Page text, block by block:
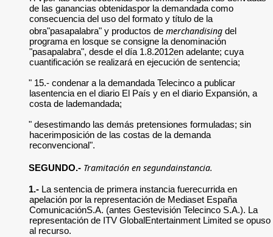
de las ganancias obtenidaspor la demandada como
consecuencia del uso del formato y título de la
obra"pasapalabra" y productos de merchandising del
programa en losque se consigne la denominación
"pasapalabra", desde el día 1.8.2012en adelante; cuya
cuantificación se realizará en ejecución de sentencia;
" 15.- condenar a la demandada Telecinco a publicar
lasentencia en el diario El País y en el diario Expansión, a
costa de lademandada;
" desestimando las demás pretensiones formuladas; sin
hacerimposición de las costas de la demanda
reconvencional".
SEGUNDO.- Tramitación en segundainstancia.
1.- La sentencia de primera instancia fuerecurrida en
apelación por la representación de Mediaset España
ComunicaciónS.A. (antes Gestevisión Telecinco S.A.). La
representación de ITV GlobalEntertainment Limited se opuso
al recurso.